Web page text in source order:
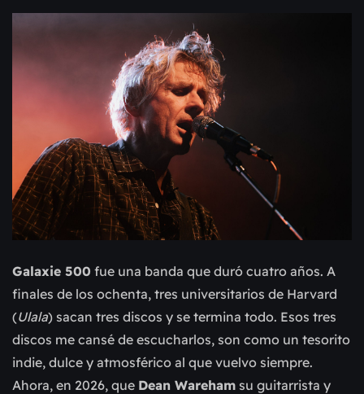
Galaxie 500 fue una banda que duró cuatro años. A
finales de los ochenta, tres universitarios de Harvard
(Ulala) sacan tres discos y se termina todo. Esos tres
discos me cansé de escucharlos, son como un tesorito
indie, dulce y atmosférico al que vuelvo siempre.
Ahora, en 2026, que Dean Wareham su guitarrista y